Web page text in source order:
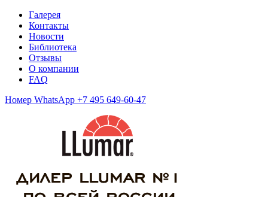
Галерея
Контакты
Новости
Библиотека
Отзывы
О компании
FAQ
Номер WhatsApp +7 495 649-60-47